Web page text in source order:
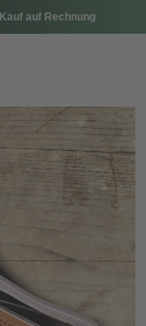
Kauf auf Rechnung